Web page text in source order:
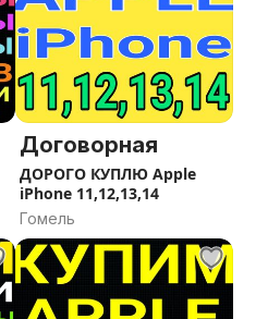
Договорная
ДОРОГО КУПЛЮ Apple
iPhone 11,12,13,14
Гомель